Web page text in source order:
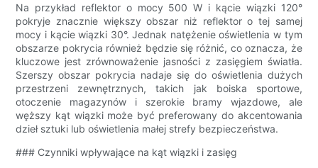
Na przykład reflektor o mocy 500 W i kącie wiązki 120°
pokryje znacznie większy obszar niż reflektor o tej samej
mocy i kącie wiązki 30°. Jednak natężenie oświetlenia w tym
obszarze pokrycia również będzie się różnić, co oznacza, że
​​kluczowe jest zrównoważenie jasności z zasięgiem światła.
Szerszy obszar pokrycia nadaje się do oświetlenia dużych
przestrzeni zewnętrznych, takich jak boiska sportowe,
otoczenie magazynów i szerokie bramy wjazdowe, ale
węższy kąt wiązki może być preferowany do akcentowania
dzieł sztuki lub oświetlenia małej strefy bezpieczeństwa.
### Czynniki wpływające na kąt wiązki i zasięg